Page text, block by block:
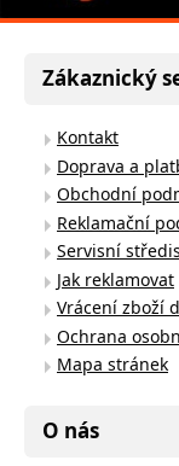
Zákaznický
Kontakt
Doprava a
Obchodní
Reklamační
Servisní
Jak reklamovat
Vrácení zboží
Ochrana
Mapa stránek
O nás